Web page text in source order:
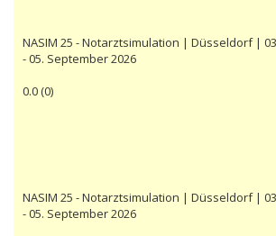
NASIM 25 - Notarztsimulation | Düsseldorf |
- 05. September 2026
0.0(0)
NASIM 25 - Notarztsimulation | Düsseldorf |
- 05. September 2026